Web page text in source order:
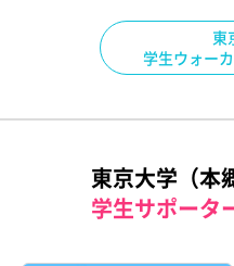
東
学生ウォー
東京大学（本
学生サポータ